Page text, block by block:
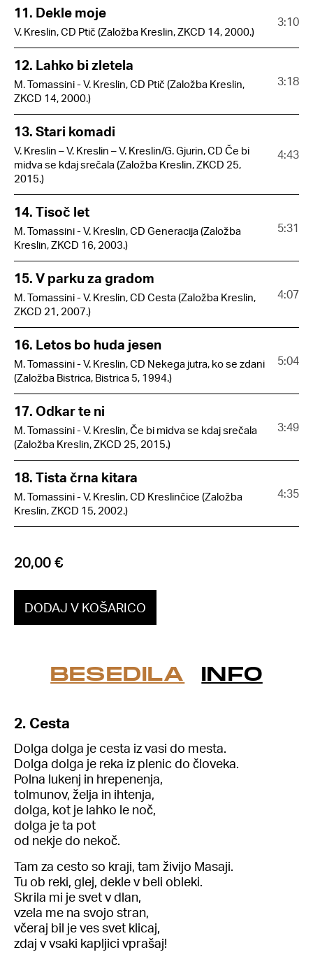
11. Dekle moje
V. Kreslin, CD Ptič (Založba Kreslin, ZKCD 14, 2000.)
3:10
12. Lahko bi zletela
M. Tomassini - V. Kreslin, CD Ptič (Založba Kreslin,
ZKCD 14, 2000.)
3:18
13. Stari komadi
V. Kreslin – V. Kreslin – V. Kreslin/G. Gjurin, CD Če bi
midva se kdaj srečala (Založba Kreslin, ZKCD 25,
2015.)
4:43
14. Tisoč let
M. Tomassini - V. Kreslin, CD Generacija (Založba
Kreslin, ZKCD 16, 2003.)
5:31
15. V parku za gradom
M. Tomassini - V. Kreslin, CD Cesta (Založba Kreslin,
ZKCD 21, 2007.)
4:07
16. Letos bo huda jesen
M. Tomassini - V. Kreslin, CD Nekega jutra, ko se zdani
(Založba Bistrica, Bistrica 5, 1994.)
5:04
17. Odkar te ni
M. Tomassini - V. Kreslin, Če bi midva se kdaj srečala
(Založba Kreslin, ZKCD 25, 2015.)
3:49
18. Tista črna kitara
M. Tomassini - V. Kreslin, CD Kreslinčice (Založba
Kreslin, ZKCD 15, 2002.)
4:35
20,00 €
BESEDILA INFO
2. Cesta
Dolga dolga je cesta iz vasi do mesta.
Dolga dolga je reka iz plenic do človeka.
Polna lukenj in hrepenenja,
tolmunov, želja in ihtenja,
dolga, kot je lahko le noč,
dolga je ta pot
od nekje do nekoč.
Tam za cesto so kraji, tam živijo Masaji.
Tu ob reki, glej, dekle v beli obleki.
Skrila mi je svet v dlan,
vzela me na svojo stran,
včeraj bil je ves svet klicaj,
zdaj v vsaki kapljici vprašaj!